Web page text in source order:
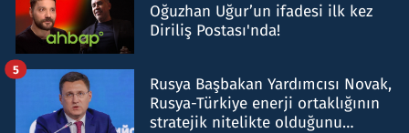
Oğuzhan Uğur’un ifadesi ilk kez
Diriliş Postası'nda!
Rusya Başbakan Yardımcısı Novak,
Rusya-Türkiye enerji ortaklığının
stratejik nitelikte olduğunu
5